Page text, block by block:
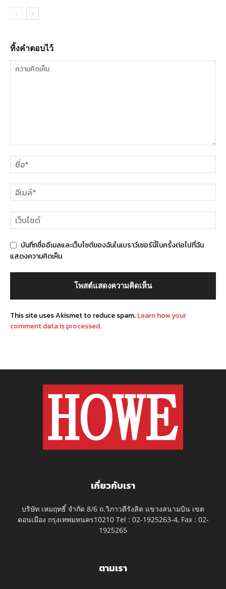
ทิ้งคำตอบไว้
บันทึกชื่ออีเมลและเว็บไซต์ของฉันในเบราว์เซอร์นี้ในครั้งต่อไปที่ฉัน
แสดงความคิดเห็น
This site uses Akismet to reduce spam.Learn how your
comment data is processed.
เกี่ยวกับเรา
บริษัท เหมฤทธิ์ จำกัด 8/6 ถ.วิภาวดีรังสิต แขวงสนามบิน เขต
ดอนเมือง กรุงเทพมหนคร10210 Tel : 02-1925263-4, Fax : 02-
1925265
ตามเรา